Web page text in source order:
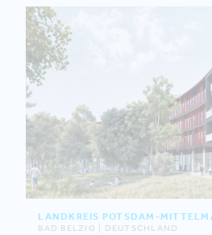
LANDKREIS POTSDAM-
BAD BELZIG | DEUTSCHLAND